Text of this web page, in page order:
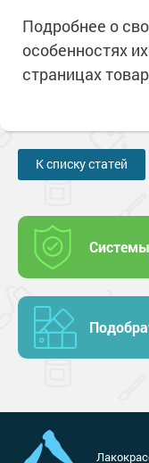
Подробнее о
особенностях
страницах
К списку статей